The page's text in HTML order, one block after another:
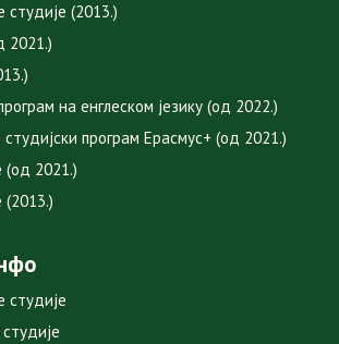
(2013.)
2021.)
на енглеском језику (од 2022.)
програм Ерасмус+ (од 2021.)
(од 2021.)
(2013.)
студије